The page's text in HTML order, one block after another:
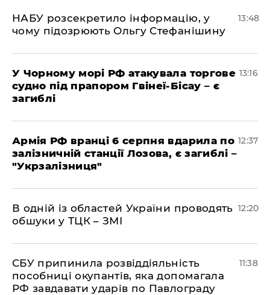
НАБУ розсекретило інформацію, у
чому підозрюють Ольгу Стефанішину
13:48
У Чорному морі РФ атакувала торгове
судно під прапором Гвінеї-Бісау – є
загиблі
13:16
Армія РФ вранці 6 серпня вдарила по
залізничній станції Лозова, є загиблі –
"Укрзалізниця"
12:37
В одній із областей України проводять
обшуки у ТЦК – ЗМІ
12:20
СБУ припинила розвіддіяльність
пособниці окупантів, яка допомагала
РФ завдавати ударів по Павлограду
11:38